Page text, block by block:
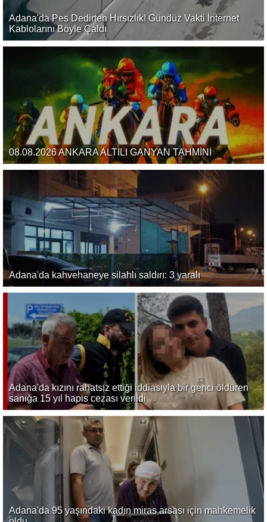
Adana'da Pes Dedirten Hırsızlık! Gündüz Vakti İnternet
Kablolarını Böyle Çaldı
08.08.2026 ANKARA ALTILI GANYAN TAHMİNİ
Adana'da kahvehaneye silahlı saldırı: 3 yaralı
Adana'da kızını rahatsız ettiği iddiasıyla bir genci öldüren
sanığa 15 yıl hapis cezası verildi
Adana'da 95 yaşındaki kadın miras arsası için mahkemelik